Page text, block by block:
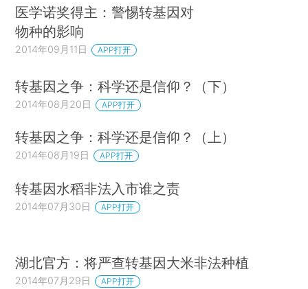
医学诺奖得主：警惕转基因对
物种的影响
2014年09月11日 APP打开
转基因之争：科学还是信仰？（下）
2014年08月20日 APP打开
转基因之争：科学还是信仰？（上）
2014年08月19日 APP打开
转基因水稻非法入市谁之责
2014年07月30日 APP打开
湖北官方：将严查转基因大米非法种植
2014年07月29日 APP打开